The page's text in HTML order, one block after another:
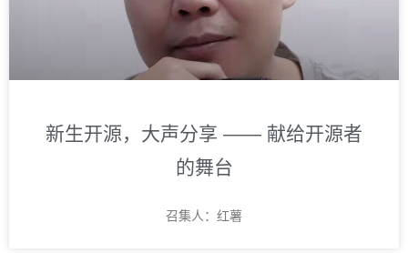
新生开源，大声分享 —— 献给开源者
的舞台
召集人：红薯